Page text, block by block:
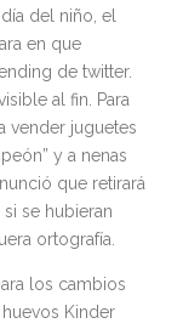
del niño, el
en que
de twitter.
al fin. Para
vender juguetes
y a nenas
que retirará
se hubieran
ortografía.
los cambios
Kinder